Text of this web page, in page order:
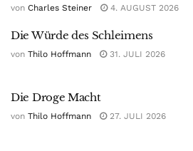
von Charles Steiner 4. AUGUST 2026
Die Würde des Schleimens
von Thilo Hoffmann 31. JULI 2026
Die Droge Macht
von Thilo Hoffmann 27. JULI 2026